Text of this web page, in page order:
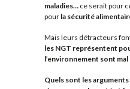
maladies… ce serait pour
pour la sécurité
Mais leurs détracteurs
les NGT représentent
l’environnement sont mal
Quels sont les